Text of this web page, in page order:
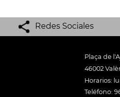
Redes Sociales
Plaça de
46002
Horarios:
Teléfono: